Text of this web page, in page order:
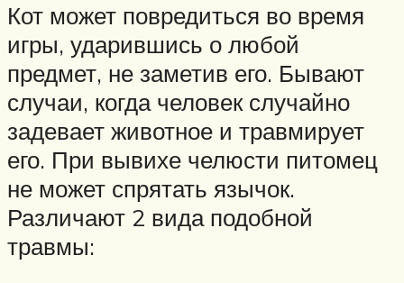
Кот может повредиться во время
игры, ударившись о любой
предмет, не заметив его. Бывают
случаи, когда человек случайно
задевает животное и травмирует
его. При вывихе челюсти питомец
не может спрятать язычок.
Различают 2 вида подобной
травмы: